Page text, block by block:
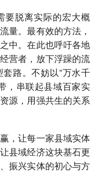
要脱离实际的宏大概
量。最有效的方法，
中。在此也呼吁各地
营者，放下浮躁的流
路。不妨以“万水千
，串联起县域百家实
源，用强共生的关系
，让每一家县域实体
县域经济这块基石更
振兴实体的初心与方